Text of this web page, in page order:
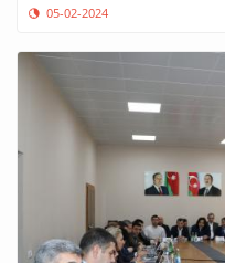
05-02-2024